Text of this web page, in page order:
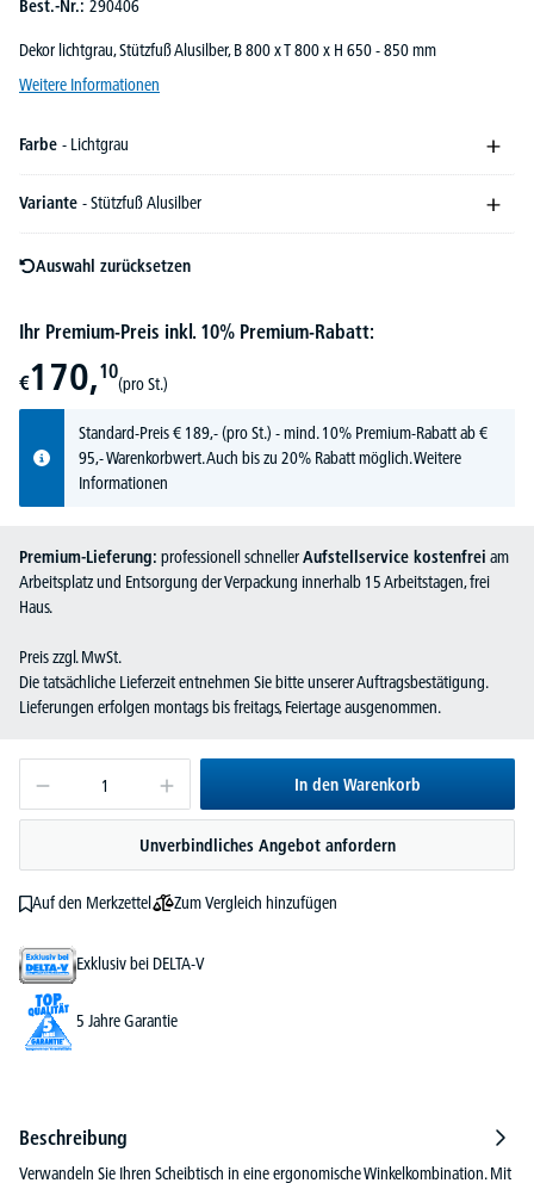
Best.-Nr.: 290406
Dekor lichtgrau, Stützfuß Alusilber, B 800 x T 800 x H 650 - 850 mm
Weitere Informationen
Farbe - Lichtgrau
Variante - Stützfuß Alusilber
Auswahl zurücksetzen
Ihr Premium-Preis inkl. 10% Premium-Rabatt:
€170,10
(pro St.)
Standard-Preis€ 189,-(pro St.) - mind. 10% Premium-Rabatt ab €
95,- Warenkorbwert. Auch bis zu 20% Rabatt möglich.Weitere
Informationen
Premium-Lieferung: professionell schnellerAufstellservice kostenfrei am
Arbeitsplatz und Entsorgung der Verpackung innerhalb 15 Arbeitstagen, frei
Haus.
Preis zzgl. MwSt.
Die tatsächliche Lieferzeit entnehmen Sie bitte unserer Auftragsbestätigung.
Lieferungen erfolgen montags bis freitags, Feiertage ausgenommen.
In den Warenkorb
Unverbindliches Angebot anfordern
Auf den Merkzettel Zum Vergleich hinzufügen
Exklusiv bei DELTA-V
5 Jahre Garantie
Beschreibung
Verwandeln Sie Ihren Scheibtisch in eine ergonomische Winkelkombination. Mit